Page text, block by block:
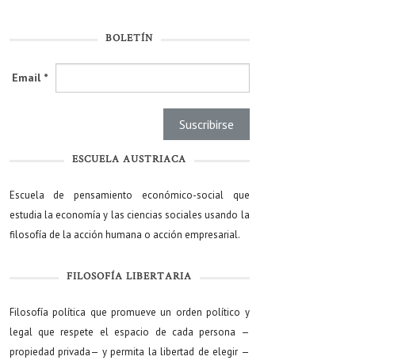
BOLETÍN
Email *
ESCUELA AUSTRIACA
Escuela de pensamiento económico-social que
estudia la economía y las ciencias sociales usando la
filosofía de la acción humana o acción empresarial.
FILOSOFÍA LIBERTARIA
Filosofía política que promueve un orden político y
legal que respete el espacio de cada persona —
propiedad privada— y permita la libertad de elegir —